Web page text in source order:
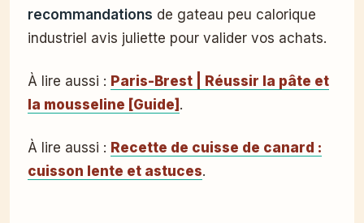
recommandations de gateau peu calorique
industriel avis juliette pour valider vos achats.
À lire aussi : Paris-Brest | Réussir la pâte et
la mousseline [Guide] .
À lire aussi : Recette de cuisse de canard :
cuisson lente et astuces.